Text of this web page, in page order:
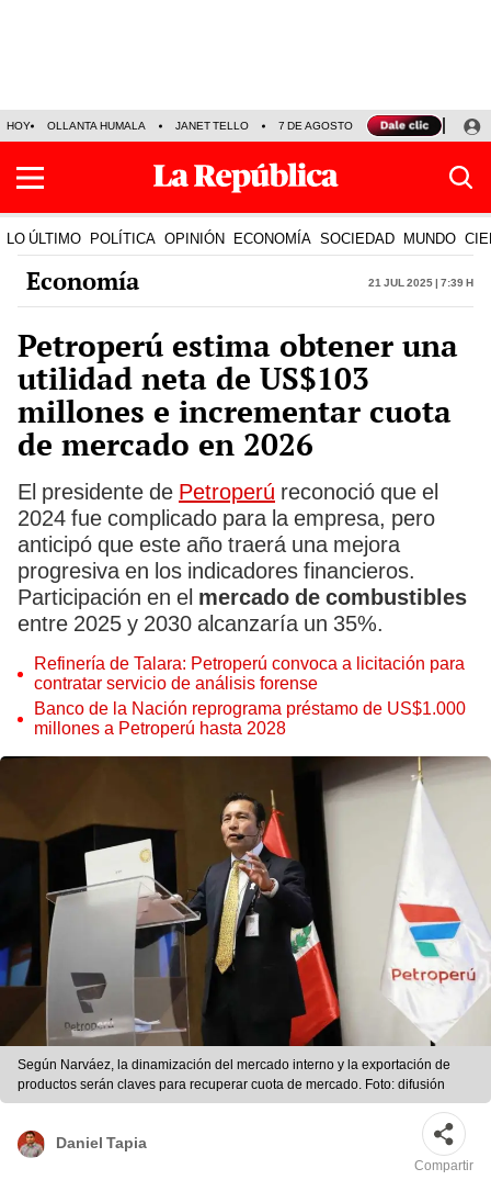
HOY OLLANTA HUMALA JANET TELLO 7 DE AGOSTO TINKA RESULTADOS
LO ÚLTIMO POLÍTICA OPINIÓN ECONOMÍA SOCIEDAD MUNDO
Economía 21 Jul 2025 | 7:39 h
Petroperú estima obtener una
utilidad neta de US$103
millones e incrementar cuota
de mercado en 2026
El presidente de Petroperú reconoció que el
2024 fue complicado para la empresa, pero
anticipó que este año traerá una mejora
progresiva en los indicadores financieros.
Participación en el mercado de combustibles
entre 2025 y 2030 alcanzaría un 35%.
Refinería de Talara: Petroperú convoca a licitación para
contratar servicio de análisis forense
Banco de la Nación reprograma préstamo de US$1.000
millones a Petroperú hasta 2028
Según Narváez, la dinamización del mercado interno y la exportación de
productos serán claves para recuperar cuota de mercado. Foto: difusión
Daniel Tapia
Compartir